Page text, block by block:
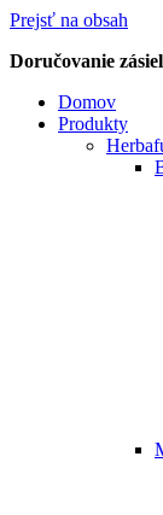
Prejsť na obsah
Doručovanie
Domov
Produkty